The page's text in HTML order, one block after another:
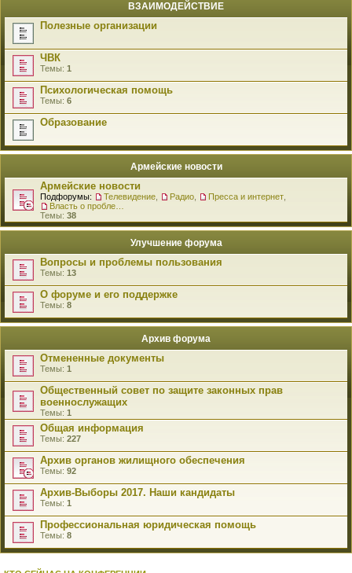
ВЗАИМОДЕЙСТВИЕ
Полезные организации
ЧВК
Темы: 1
Психологическая помощь
Темы: 6
Образование
Армейские новости
Армейские новости
Подфорумы: Телевидение Радио Пресса и интернет
Темы: 38
Улучшение форума
Вопросы и проблемы пользования
Темы: 13
О форуме и его поддержке
Темы: 8
Архив форума
Отмененные документы
Темы: 1
Общественный совет по защите законных прав
военнослужащих
Темы: 1
Общая информация
Темы: 227
Архив органов жилищного обеспечения
Темы: 92
Архив-Выборы 2017. Наши кандидаты
Темы: 1
Профессиональная юридическая помощь
Темы: 8